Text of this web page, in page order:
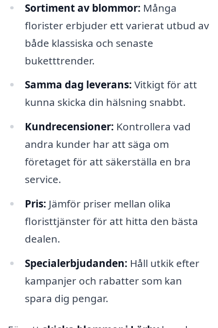
Sortiment av blommor: Många
florister erbjuder ett varierat utbud av
både klassiska och senaste
buketttrender.
Samma dag leverans: Vitkigt för att
kunna skicka din hälsning snabbt.
Kundrecensioner: Kontrollera vad
andra kunder har att säga om
företaget för att säkerställa en bra
service.
Pris: Jämför priser mellan olika
floristtjänster för att hitta den bästa
dealen.
Specialerbjudanden: Håll utkik efter
kampanjer och rabatter som kan
spara dig pengar.